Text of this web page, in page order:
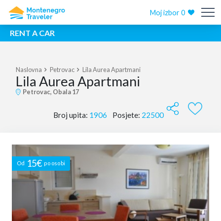
Moj izbor0
RENT A CAR
Naslovna Petrovac Lila Aurea Apartmani
Lila Aurea Apartmani
Petrovac, Obala 17
Broj upita: 1906 Posjete: 22500
Od 15€ po osobi